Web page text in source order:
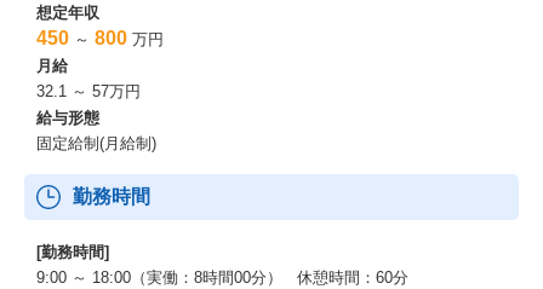
想定年収
450 ～ 800 万円
月給
32.1 ～ 57万円
給与形態
固定給制(月給制)
勤務時間
[勤務時間]
9:00 ～ 18:00（実働：8時間00分） 休憩時間：60分